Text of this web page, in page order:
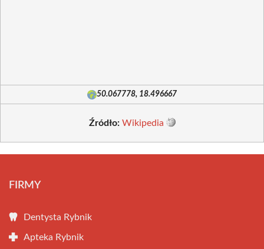
50.067778, 18.496667
Źródło: Wikipedia
FIRMY
Dentysta Rybnik
Apteka Rybnik